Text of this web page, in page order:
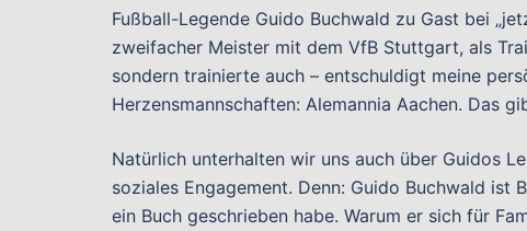
Fußball-Legende Guido Buchwald zu Gast bei
zweifacher Meister mit dem VfB Stuttgart, als
sondern trainierte auch – entschuldigt meine
Herzensmannschaften: Alemannia Aachen. Das
Natürlich unterhalten wir uns auch über Guidos
soziales Engagement. Denn: Guido Buchwald
ein Buch geschrieben habe. Warum er sich für